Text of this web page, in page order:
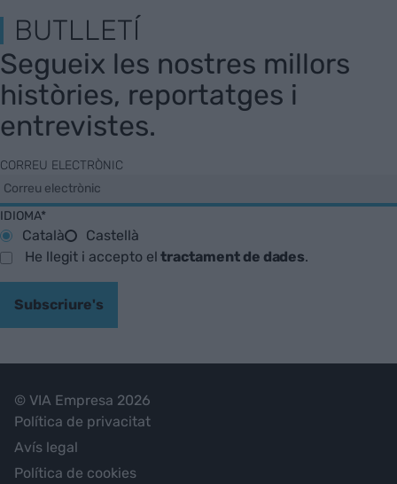
BUTLLETÍ
Segueix les nostres millors
històries, reportatges i
entrevistes.
CORREU ELECTRÒNIC
IDIOMA*
Català
Castellà
He llegit i accepto eltractament de dades.
Subscriure's
© VIA Empresa 2026
Política de privacitat
Avís legal
Política de cookies